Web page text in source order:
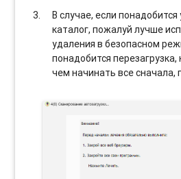
В случае, если
каталог, пожалуй лучше
удаления в безопасном
понадобится перезагрузка,
чем начинать все сначала,